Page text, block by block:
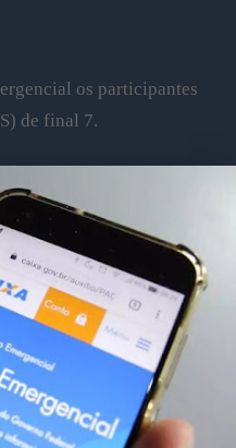
os participantes
de final 7.